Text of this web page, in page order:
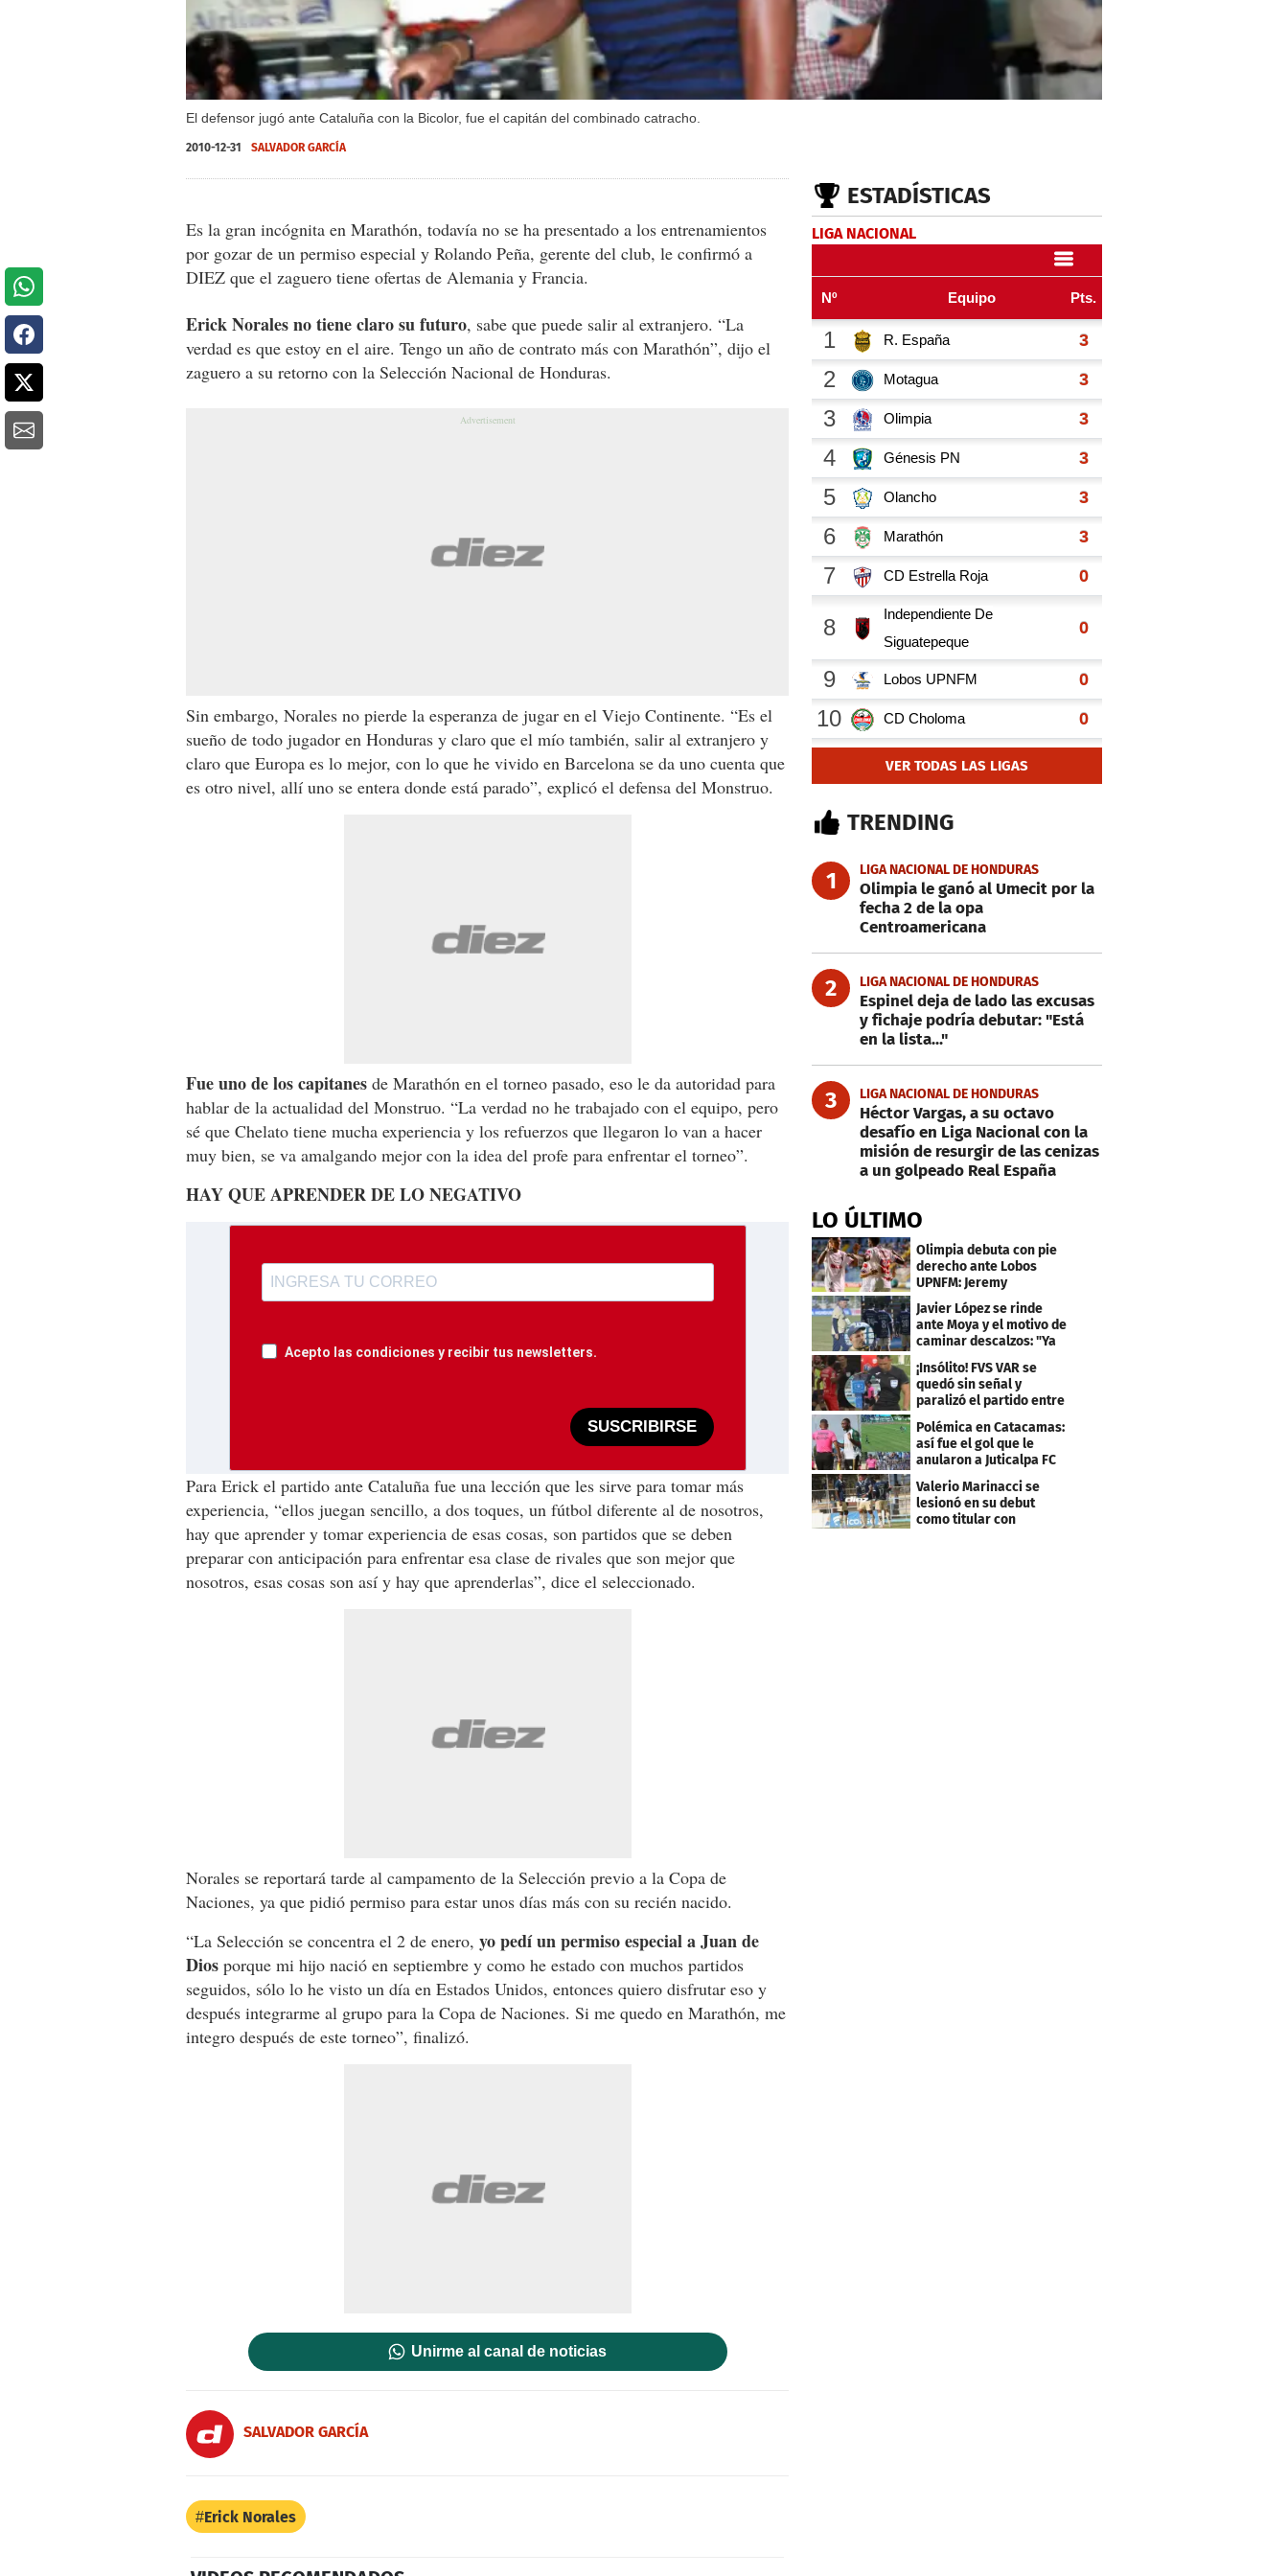
El defensor jugó ante Cataluña con la Bicolor, fue el capitán del combinado catracho.
2010-12-31 SALVADOR GARCÍ­A
Es la gran incógnita en Marathón, todavía no se ha presentado a los entrenamientos
por gozar de un permiso especial y Rolando Peña, gerente del club, le confirmó a
DIEZ que el zaguero tiene ofertas de Alemania y Francia.
Erick Norales no tiene claro su futuro, sabe que puede salir al extranjero. “La
verdad es que estoy en el aire. Tengo un año de contrato más con Marathón”, dijo el
zaguero a su retorno con la Selección Nacional de Honduras.
Sin embargo, Norales no pierde la esperanza de jugar en el Viejo Continente. “Es el
sueño de todo jugador en Honduras y claro que el mío también, salir al extranjero y
claro que Europa es lo mejor, con lo que he vivido en Barcelona se da uno cuenta que
es otro nivel, allí uno se entera donde está parado”, explicó el defensa del Monstruo.
Fue uno de los capitanes de Marathón en el torneo pasado, eso le da autoridad para
hablar de la actualidad del Monstruo. “La verdad no he trabajado con el equipo, pero
sé que Chelato tiene mucha experiencia y los refuerzos que llegaron lo van a hacer
muy bien, se va amalgando mejor con la idea del profe para enfrentar el torneo”.
HAY QUE APRENDER DE LO NEGATIVO
Acepto las condiciones y recibir tus newsletters.
SUSCRIBIRSE
Para Erick el partido ante Cataluña fue una lección que les sirve para tomar más
experiencia, “ellos juegan sencillo, a dos toques, un fútbol diferente al de nosotros,
hay que aprender y tomar experiencia de esas cosas, son partidos que se deben
preparar con anticipación para enfrentar esa clase de rivales que son mejor que
nosotros, esas cosas son así y hay que aprenderlas”, dice el seleccionado.
Norales se reportará tarde al campamento de la Selección previo a la Copa de
Naciones, ya que pidió permiso para estar unos días más con su recién nacido.
“La Selección se concentra el 2 de enero, yo pedí un permiso especial a Juan de
Dios porque mi hijo nació en septiembre y como he estado con muchos partidos
seguidos, sólo lo he visto un día en Estados Unidos, entonces quiero disfrutar eso y
después integrarme al grupo para la Copa de Naciones. Si me quedo en Marathón, me
integro después de este torneo”, finalizó.
Unirme al canal de noticias
SALVADOR GARCÍ­A
Erick Norales
ESTADÍSTICAS
LIGA NACIONAL
VER TODAS LAS LIGAS
TRENDING
1 LIGA NACIONAL DE HONDURAS
Olimpia le ganó al Umecit por la
fecha 2 de la opa
Centroamericana
2 LIGA NACIONAL DE HONDURAS
Espinel deja de lado las excusas
y fichaje podría debutar: "Está
en la lista..."
3 LIGA NACIONAL DE HONDURAS
Héctor Vargas, a su octavo
desafío en Liga Nacional con la
misión de resurgir de las cenizas
a un golpeado Real España
LO ÚLTIMO
Olimpia debuta con pie
derecho ante Lobos
UPNFM: Jeremy
Rodríguez fue el héroe
Javier López se rinde
ante Moya y el motivo de
caminar descalzos: "Ya
nos piden la 21"
¡Insólito! FVS VAR se
quedó sin señal y
paralizó el partido entre
Estrella Roja-Olancho
Polémica en Catacamas:
así fue el gol que le
anularon a Juticalpa FC
ante Motagua
Valerio Marinacci se
lesionó en su debut
como titular con